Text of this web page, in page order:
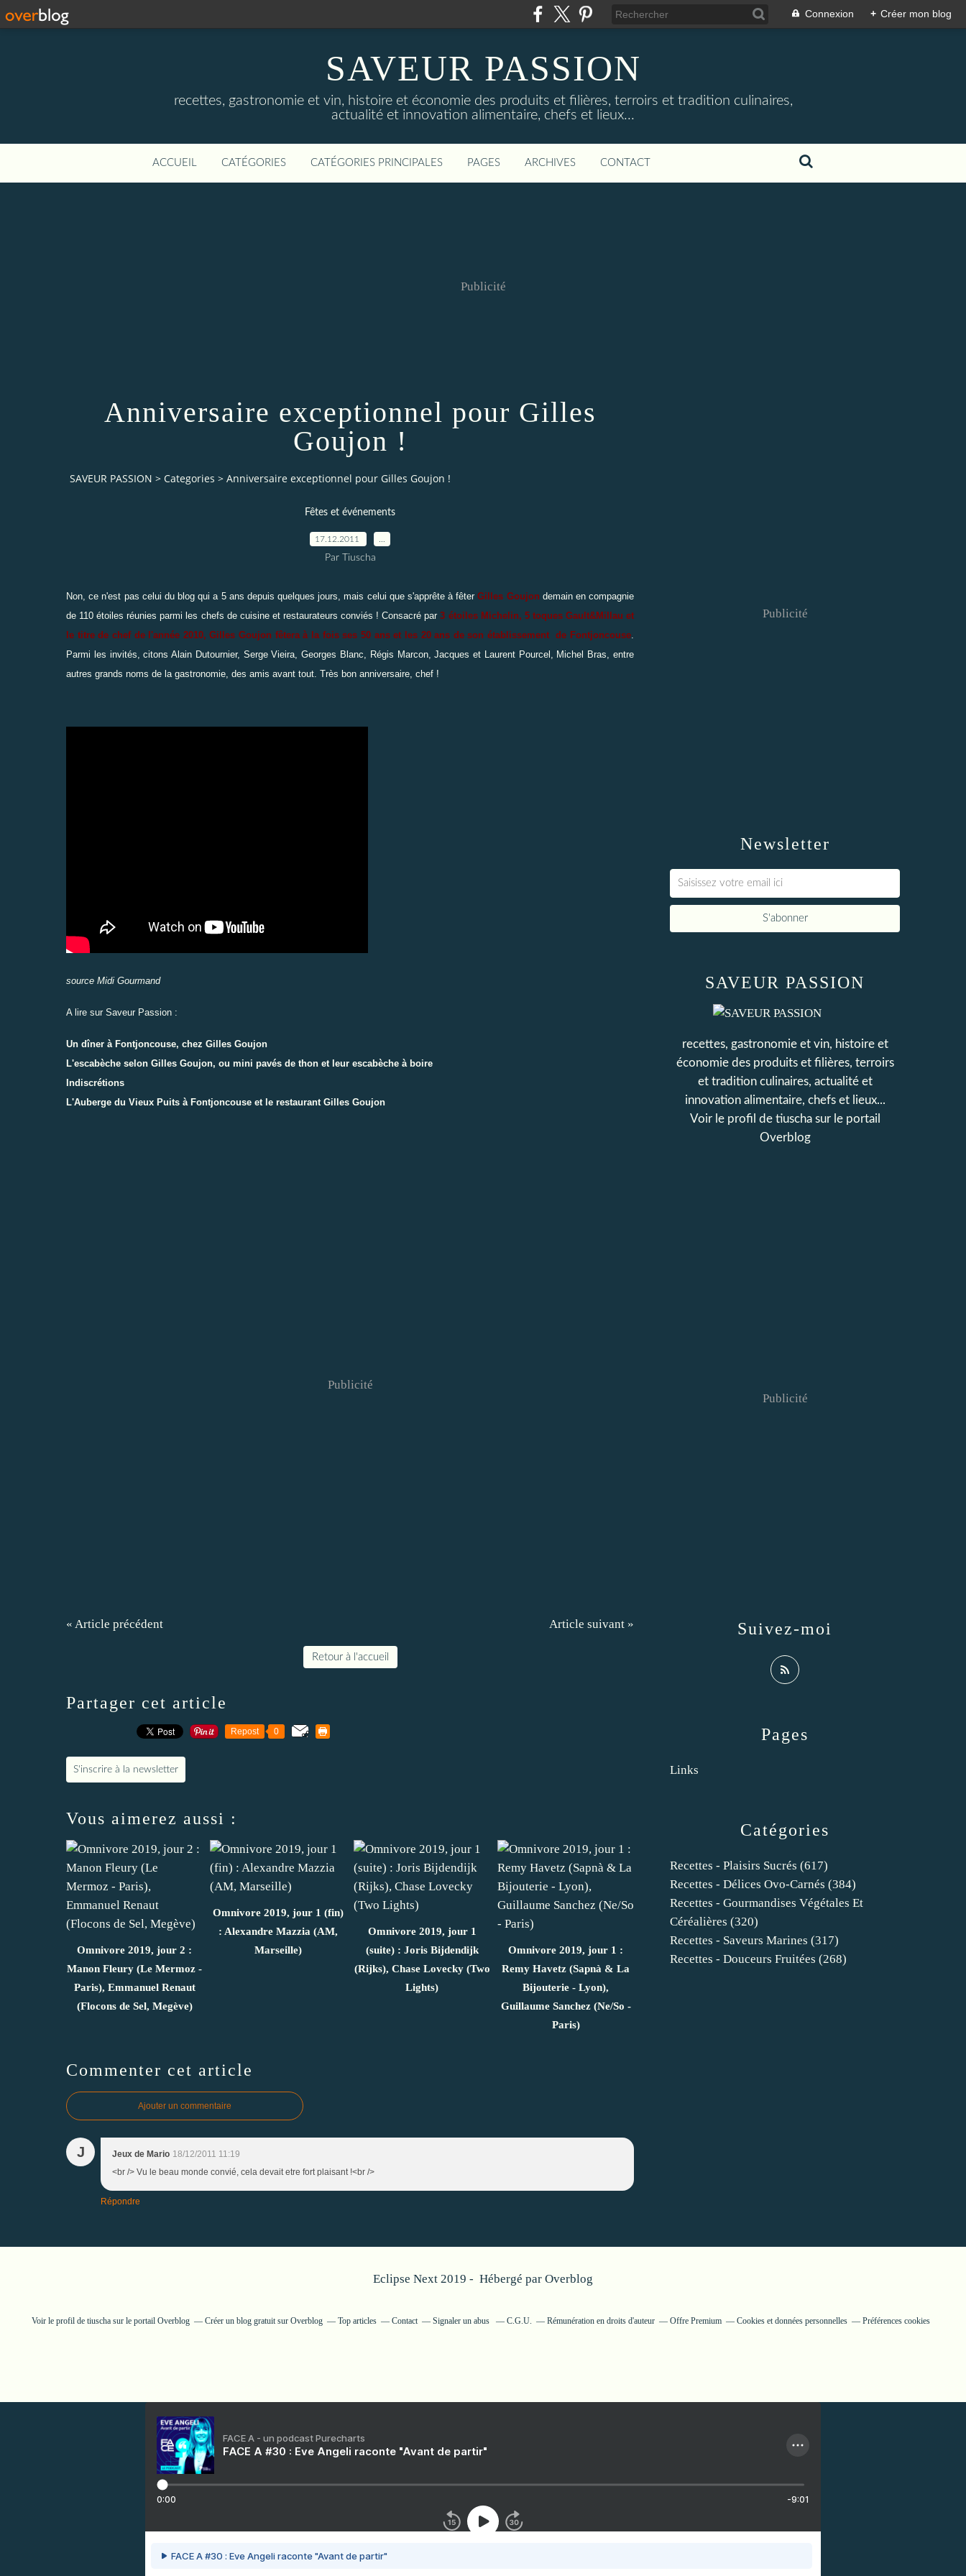
Connexion + Créer mon blog
SAVEUR PASSION
recettes, gastronomie et vin, histoire et économie des produits et filières, terroirs et tradition culinaires,
actualité et innovation alimentaire, chefs et lieux...
ACCUEIL CATÉGORIES CATÉGORIES PRINCIPALES PAGES ARCHIVES CONTACT
Publicité
Anniversaire exceptionnel pour Gilles
Goujon !
SAVEUR PASSION > Categories > Anniversaire exceptionnel pour Gilles Goujon !
Fêtes et événements
17.12.2011
Par Tiuscha
Non, ce n'est pas celui du blog qui a 5 ans depuis quelques jours, mais celui que s'apprête à fêterGilles Goujon demain en compagnie
de 110 étoiles réunies parmi les chefs de cuisine et restaurateurs conviés ! Consacré par3 étoiles Michelin, 5 toques Gault&Millau et
le titre de chef de l'année 2010, Gilles Goujon fêtera à la fois ses 50 ans et les 20 ans de son établissement de Fontjoncouse
Parmi les invités, citons Alain Dutournier, Serge Vieira, Georges Blanc, Régis Marcon, Jacques et Laurent Pourcel, Michel Bras, entre
autres grands noms de la gastronomie, des amis avant tout. Très bon anniversaire, chef !
source Midi Gourmand
A lire sur Saveur Passion :
Un dîner à Fontjoncouse, chez Gilles Goujon
L'escabèche selon Gilles Goujon, ou mini pavés de thon et leur escabèche à boire
Indiscrétions
L'Auberge du Vieux Puits à Fontjoncouse et le restaurant Gilles Goujon
Publicité
« Article précédent Article suivant »
Retour à l'accueil
Partager cet article
Repost 0
S'inscrire à la newsletter
Vous aimerez aussi :
Omnivore 2019, jour 2 :
Manon Fleury (Le Mermoz -
Paris), Emmanuel Renaut
(Flocons de Sel, Megève)
Omnivore 2019, jour 1 (fin)
: Alexandre Mazzia (AM,
Marseille)
Omnivore 2019, jour 1
(suite) : Joris Bijdendijk
(Rijks), Chase Lovecky (Two
Lights)
Omnivore 2019, jour 1 :
Remy Havetz (Sapnà & La
Bijouterie - Lyon),
Guillaume Sanchez (Ne/So -
Paris)
Commenter cet article
Ajouter un commentaire
J Jeux de Mario 18/12/2011 11:19
<br /> Vu le beau monde convié, cela devait etre fort plaisant !<br />
Répondre
Newsletter
Publicité
Catégories
Recettes - Plaisirs Sucrés (617)
Recettes - Délices Ovo-Carnés (384)
Recettes - Gourmandises Végétales Et
Céréalières (320)
Recettes - Saveurs Marines (317)
Recettes - Douceurs Fruitées (268)
Pages
Links
SAVEUR PASSION
recettes, gastronomie et vin, histoire et
économie des produits et filières, terroirs
et tradition culinaires, actualité et
innovation alimentaire, chefs et lieux...
Voir le profil de tiuschasur le portail
Overblog
Suivez-moi
Publicité
Eclipse Next 2019 - Hébergé par Overblog
Voir le profil de tiuscha sur le portail Overblog Créer un blog gratuit sur Overblog Top articles Contact Signaler un abus C.G.U. Rémunération en droits d'auteur Offre Premium Cookies et données personnelles Préférences cookies
FACE A - un podcast Purecharts
FACE A #30 : Eve Angeli raconte "Avant de partir"
0:00 -9:01
FACE A #30 : Eve Angeli raconte "Avant de partir"